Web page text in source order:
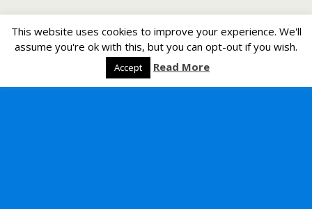
Dispositivo Portatile
All content Copyright Un romeno in Italia
This website uses cookies to improve your experience. We'll
assume you're ok with this, but you can opt-out if you wish.
Accept Read More